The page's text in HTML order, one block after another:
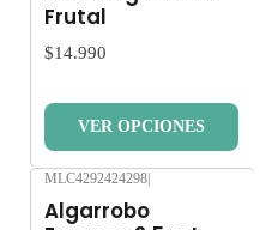
Frutal
$14.990
VER OPCIONES
MLC4292424298|
Algarrobo